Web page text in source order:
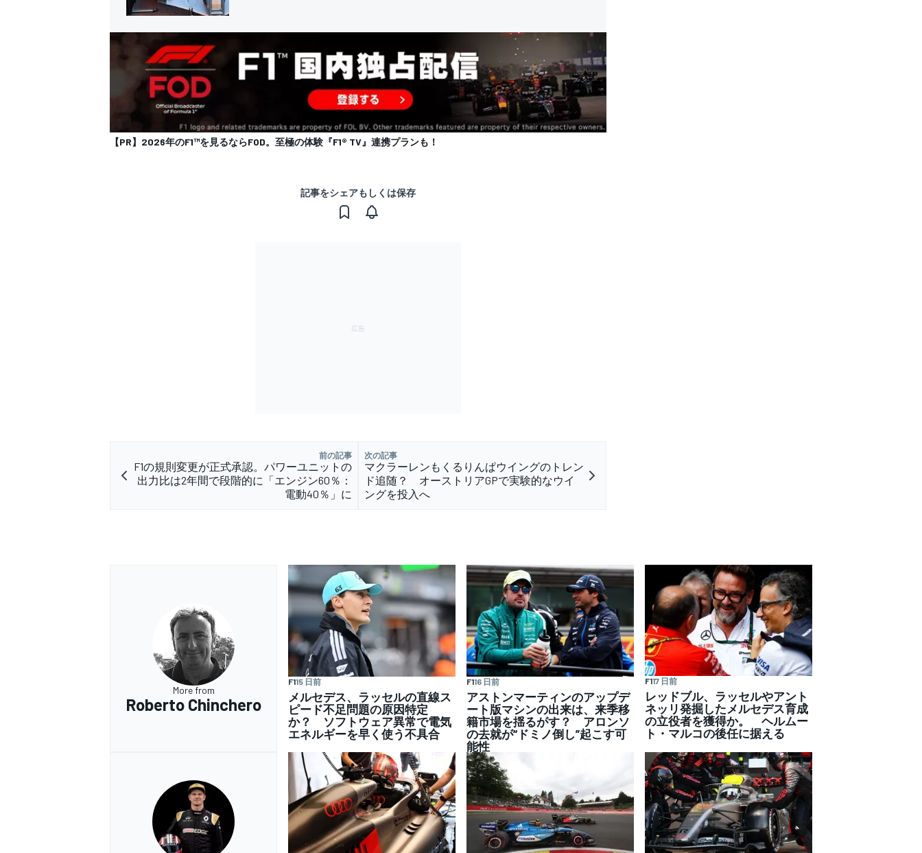
【PR】2026年のF1™を見るならFOD。至極の体験『F1® TV』連携プランも！
記事をシェアもしくは保存
前の記事
F1の規則変更が正式承認。パワーユニットの
出力比は2年間で段階的に「エンジン60％：
電動40％」に
次の記事
マクラーレンもくるりんぱウイングのトレン
ド追随？ オーストリアGPで実験的なウイ
ングを投入へ
More from
Roberto Chinchero
F115 日前
メルセデス、ラッセルの直線ス
ピード不足問題の原因特定
か？ ソフトウェア異常で電気
エネルギーを早く使う不具合
F116 日前
アストンマーティンのアップデ
ート版マシンの出来は、来季移
籍市場を揺るがす？ アロンソ
の去就が“ドミノ倒し”起こす可
能性
F117 日前
レッドブル、ラッセルやアント
ネッリ発掘したメルセデス育成
の立役者を獲得か。 ヘルムー
ト・マルコの後任に据える